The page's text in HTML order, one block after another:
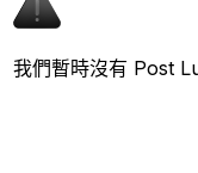
我們暫時沒有 Post